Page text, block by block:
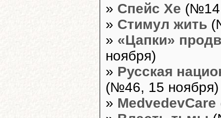
» Спейс Хе
» Стимул жить
» «Цапки»
ноября)
» Русская
(№46, 15 ноября)
» MedvedevCare